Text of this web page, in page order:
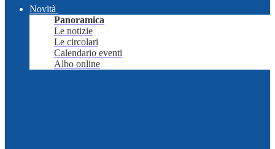
Novità
Panoramica
Le notizie
Le circolari
Calendario eventi
Albo online